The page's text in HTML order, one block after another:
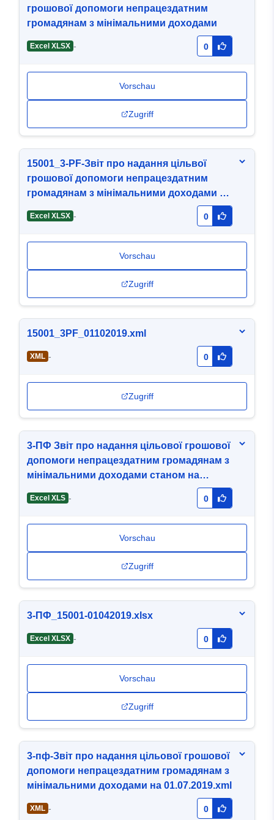
грошової допомоги непрацездатним
громадянам з мінімальними доходами
Excel XLSX - 0
Vorschau
Zugriff
15001_3-PF-Звіт про надання цільвої
грошової допомоги непрацездатним
громадянам з мінімальними доходами на
Excel XLSX - 0
Vorschau
Zugriff
15001_3PF_01102019.xml
XML - 0
Zugriff
3-ПФ Звіт про надання цільової грошової
допомоги непрацездатним громадянам з
мінімальними доходами станом на
Excel XLS - 0
Vorschau
Zugriff
3-ПФ_15001-01042019.xlsx
Excel XLSX - 0
Vorschau
Zugriff
3-пф-Звіт про надання цільової грошової
допомоги непрацездатним громадянам з
мінімальними доходами на 01.07.2019.xml
XML - 0